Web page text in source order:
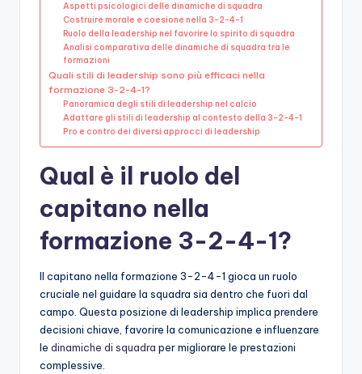
Aspetti psicologici delle dinamiche di squadra
Costruire morale e coesione nella 3-2-4-1
Ruolo della leadership nel favorire lo spirito di squadra
Analisi comparativa delle dinamiche di squadra tra le
formazioni
Quali stili di leadership sono più efficaci nella
formazione 3-2-4-1?
Panoramica degli stili di leadership nel calcio
Adattare gli stili di leadership al contesto della 3-2-4-1
Pro e contro dei diversi approcci di leadership
Qual è il ruolo del
capitano nella
formazione 3-2-4-1?
Il capitano nella formazione 3-2-4-1 gioca un ruolo
cruciale nel guidare la squadra sia dentro che fuori dal
campo. Questa posizione di leadership implica prendere
decisioni chiave, favorire la comunicazione e influenzare
le dinamiche di squadra per migliorare le prestazioni
complessive.